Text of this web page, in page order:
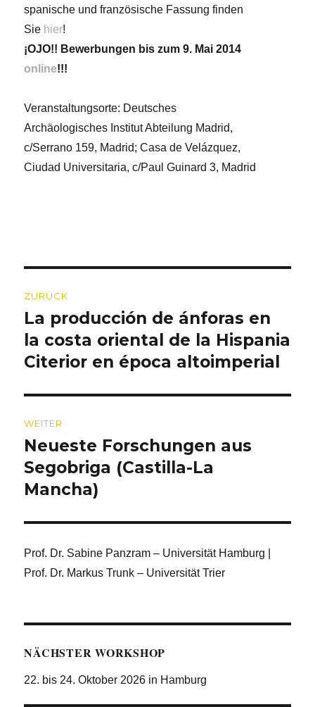
spanische und französische Fassung finden
Sie hier!
¡OJO!! Bewerbungen bis zum 9. Mai 2014
online!!!
Veranstaltungsorte: Deutsches
Archäologisches Institut Abteilung Madrid,
c/Serrano 159, Madrid; Casa de Velázquez,
Ciudad Universitaria, c/Paul Guinard 3, Madrid
ZURÜCK
Vorheriger
Beitrag:
La producción de ánforas en
la costa oriental de la Hispania
Citerior en época altoimperial
WEITER
Nächster
Beitrag:
Neueste Forschungen aus
Segobriga (Castilla-La
Mancha)
Prof. Dr. Sabine Panzram – Universität Hamburg |
Prof. Dr. Markus Trunk – Universität Trier
NÄCHSTER WORKSHOP
22. bis 24. Oktober 2026 in Hamburg